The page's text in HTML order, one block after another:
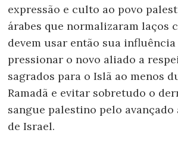
expressão e culto ao povo
árabes que normalizaram laços
devem usar então sua
pressionar o novo aliado a
sagrados para o Islã ao menos
Ramadã e evitar sobretudo o
sangue palestino pelo
de Israel.